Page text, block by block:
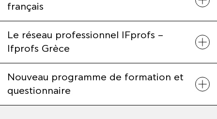
français
Le réseau professionnel IFprofs –
Ifprofs Grèce
Nouveau programme de formation et
questionnaire